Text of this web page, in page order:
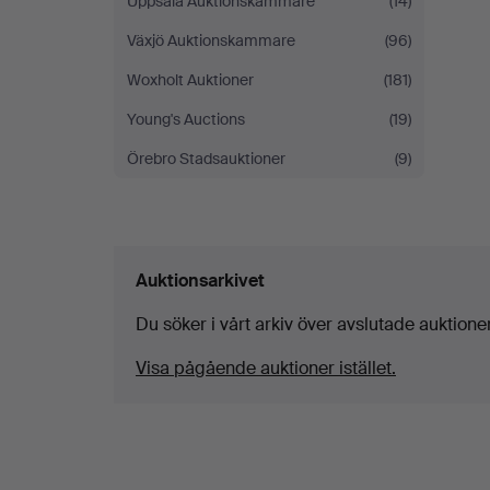
Växjö Auktionskammare
(96)
Woxholt Auktioner
(181)
Young's Auctions
(19)
Örebro Stadsauktioner
(9)
Auktionsarkivet
Du söker i vårt arkiv över avslutade
Visa pågående auktioner istället.